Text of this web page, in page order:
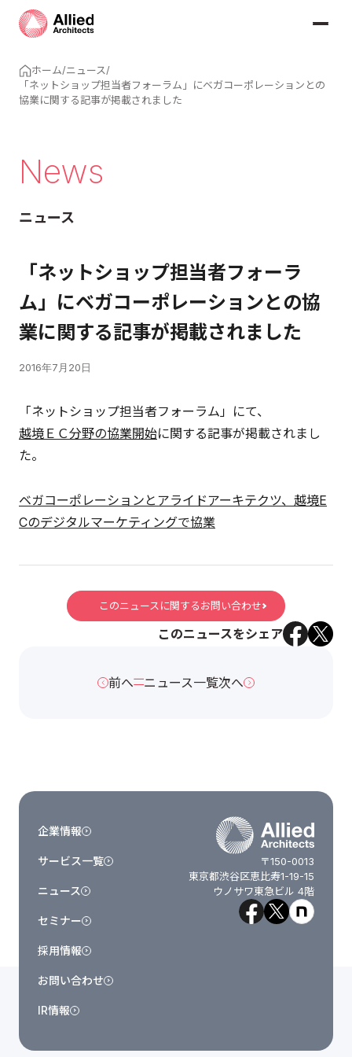
ホーム/ニュース/
「ネットショップ担当者フォーラム」にベガコーポレーションとの
協業に関する記事が掲載されました
News
ニュース
「ネットショップ担当者フォーラ
ム」にベガコーポレーションとの協
業に関する記事が掲載されました
2016年7月20日
「ネットショップ担当者フォーラム」にて、
越境ＥＣ分野の協業開始に関する記事が掲載されまし
た。
ベガコーポレーションとアライドアーキテクツ、越境E
Cのデジタルマーケティングで協業
このニュースに関するお問い合わせ
このニュースをシェア
前へ ニュース一覧次へ
〒150-0013
東京都渋谷区恵比寿1-19-15
ウノサワ東急ビル 4階
企業情報
サービス一覧
ニュース
セミナー
採用情報
お問い合わせ
IR情報